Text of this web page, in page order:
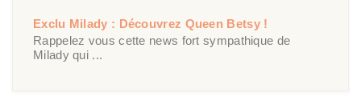
Exclu Milady : Découvrez Queen Betsy !
Rappelez vous cette news fort sympathique de
Milady qui ...